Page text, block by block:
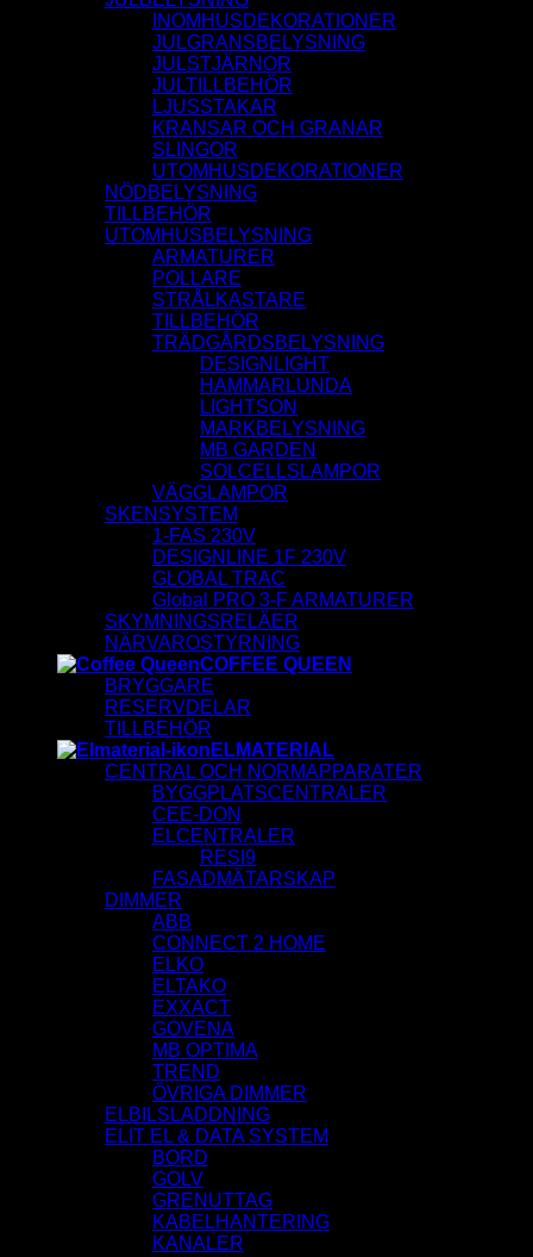
INOMHUSDEKORATIONER
JULGRANSBELYSNING
JULSTJÄRNOR
JULTILLBEHÖR
LJUSSTAKAR
KRANSAR OCH GRANAR
SLINGOR
UTOMHUSDEKORATIONER
NÖDBELYSNING
TILLBEHÖR
UTOMHUSBELYSNING
ARMATURER
POLLARE
STRÅLKASTARE
TILLBEHÖR
TRÄDGÅRDSBELYSNING
DESIGNLIGHT
HAMMARLUNDA
LIGHTSON
MARKBELYSNING
MB GARDEN
SOLCELLSLAMPOR
VÄGGLAMPOR
SKENSYSTEM
1-FAS 230V
DESIGNLINE 1F 230V
GLOBAL TRAC
Global PRO 3-F ARMATURER
SKYMNINGSRELÄER
NÄRVAROSTYRNING
COFFEE QUEEN
BRYGGARE
RESERVDELAR
TILLBEHÖR
ELMATERIAL
CENTRAL OCH NORMAPPARATER
BYGGPLATSCENTRALER
CEE-DON
ELCENTRALER
RESI9
FASADMÄTARSKAP
DIMMER
ABB
CONNECT 2 HOME
ELKO
ELTAKO
EXXACT
GOVENA
MB OPTIMA
TREND
ÖVRIGA DIMMER
ELBILSLADDNING
ELIT EL & DATA SYSTEM
BORD
GOLV
GRENUTTAG
KABELHANTERING
KANALER